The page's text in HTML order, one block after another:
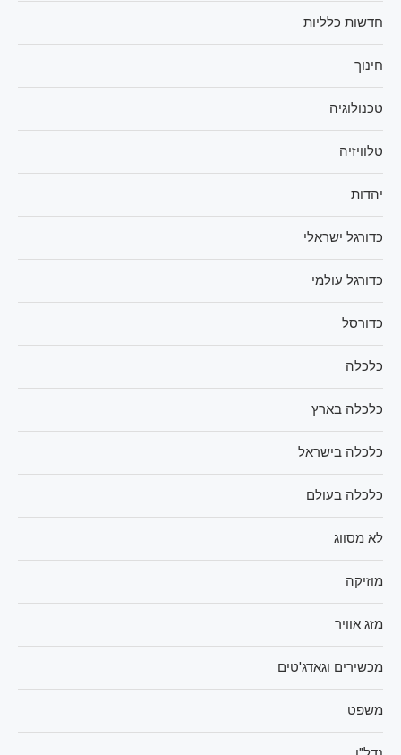
חדשות כלליות
חינוך
טכנולוגיה
טלוויזיה
יהדות
כדורגל ישראלי
כדורגל עולמי
כדורסל
כלכלה
כלכלה בארץ
כלכלה בישראל
כלכלה בעולם
לא מסווג
מוזיקה
מזג אוויר
מכשירים וגאדג'טים
משפט